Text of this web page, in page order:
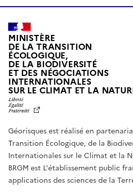
MINISTÈRE
DE LA TRANSITION
ÉCOLOGIQUE,
DE LA BIODIVERSITÉ
ET DES NÉGOCIATIONS
INTERNATIONALES
SUR LE CLIMAT ET LA
Géorisques est réalisé en
Transition Écologique, de la
Internationales sur le Climat et la
BRGM est L'établissement public
applications des sciences de la